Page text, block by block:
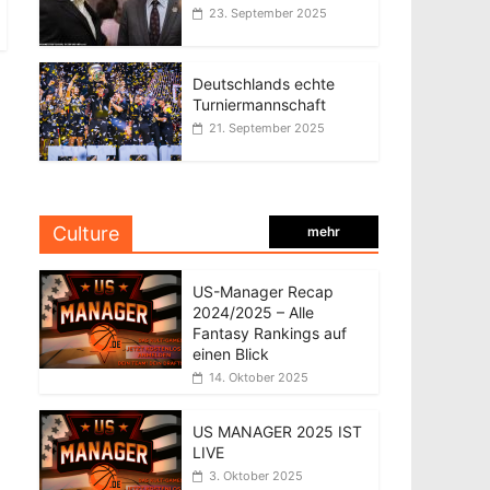
23. September 2025
Deutschlands echte
Turniermannschaft
21. September 2025
Culture mehr
US-Manager Recap
2024/2025 – Alle
Fantasy Rankings auf
einen Blick
14. Oktober 2025
US MANAGER 2025 IST
LIVE
3. Oktober 2025